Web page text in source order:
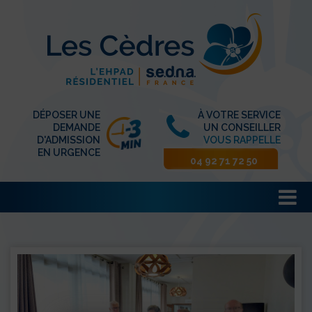
DÉPOSER UNE
DEMANDE
D'ADMISSION
EN URGENCE
À VOTRE SERVICE
UN CONSEILLER
VOUS RAPPELLE
04 92 71 72 50